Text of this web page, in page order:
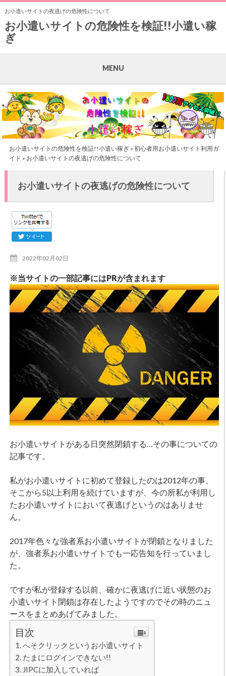
お小遣いサイトの夜逃げの危険性について
お小遣いサイトの危険性を検証!!小遣い稼
ぎ
MENU
お小遣いサイトの危険性を検証!!小遣い稼ぎ» 初心者用お小遣いサイト利用ガ
イド » お小遣いサイトの夜逃げの危険性について
お小遣いサイトの夜逃げの危険性について
2022年02月02日
※当サイトの一部記事にはPRが含まれます
お小遣いサイトがある日突然閉鎖する…その事についての
記事です。
私がお小遣いサイトに初めて登録したのは2012年の事、
そこから5以上利用を続けていますが、今の所私が利用し
たお小遣いサイトにおいて夜逃げというのはありませ
ん。
2017年色々な強者系お小遣いサイトが閉鎖となりました
が、強者系お小遣いサイトでも一応告知を行っていまし
た。
ですが私が登録する以前、確かに夜逃げに近い状態のお
小遣いサイト閉鎖は存在したようですのでその時のニュ
ースをまとめあげてみました。
目次
へそクリックというお小遣いサイト
たまにログインできない!!
JIPCに加入していれば